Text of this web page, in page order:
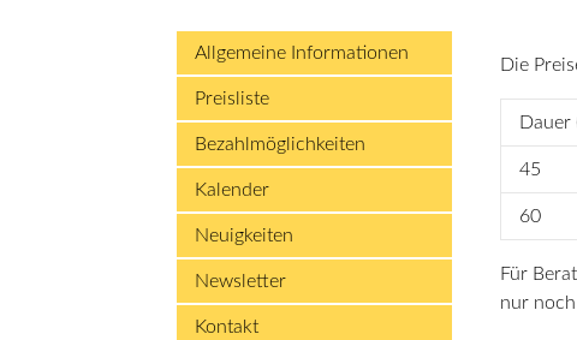
Die
Dauer
45
60
Für
nur
Allgemeine Informationen
Preisliste
Bezahlmöglichkeiten
Kalender
Neuigkeiten
Newsletter
Kontakt